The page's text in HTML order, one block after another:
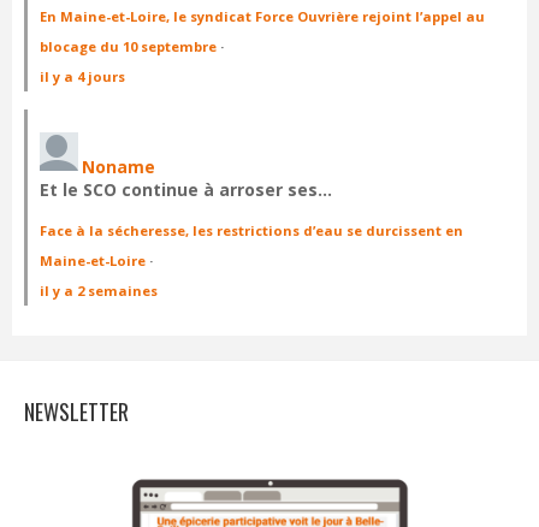
En Maine-et-Loire, le syndicat Force Ouvrière rejoint l’appel au
blocage du 10 septembre ·
il y a 4 jours
Noname
Et le SCO continue à arroser ses…
Face à la sécheresse, les restrictions d’eau se durcissent en
Maine-et-Loire ·
il y a 2 semaines
NEWSLETTER